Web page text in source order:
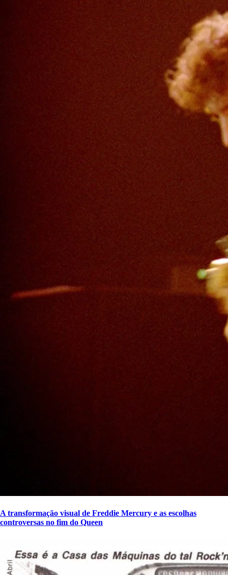
A transformação visual de Freddie Mercury e as escolhas
controversas no fim do Queen